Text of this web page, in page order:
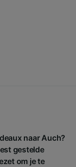
naar Auch?
gestelde
om je te